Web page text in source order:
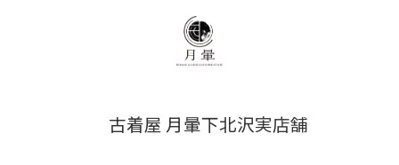
古着屋 月暈下北沢実店舗